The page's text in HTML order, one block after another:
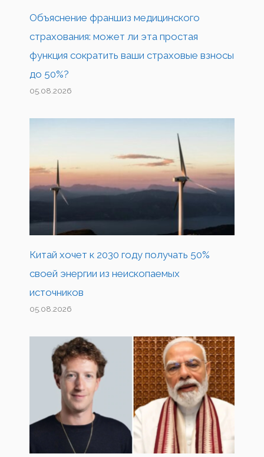
Объяснение франшиз медицинского
страхования: может ли эта простая
функция сократить ваши страховые взносы
до 50%?
05.08.2026
Китай хочет к 2030 году получать 50%
своей энергии из неископаемых
источников
05.08.2026